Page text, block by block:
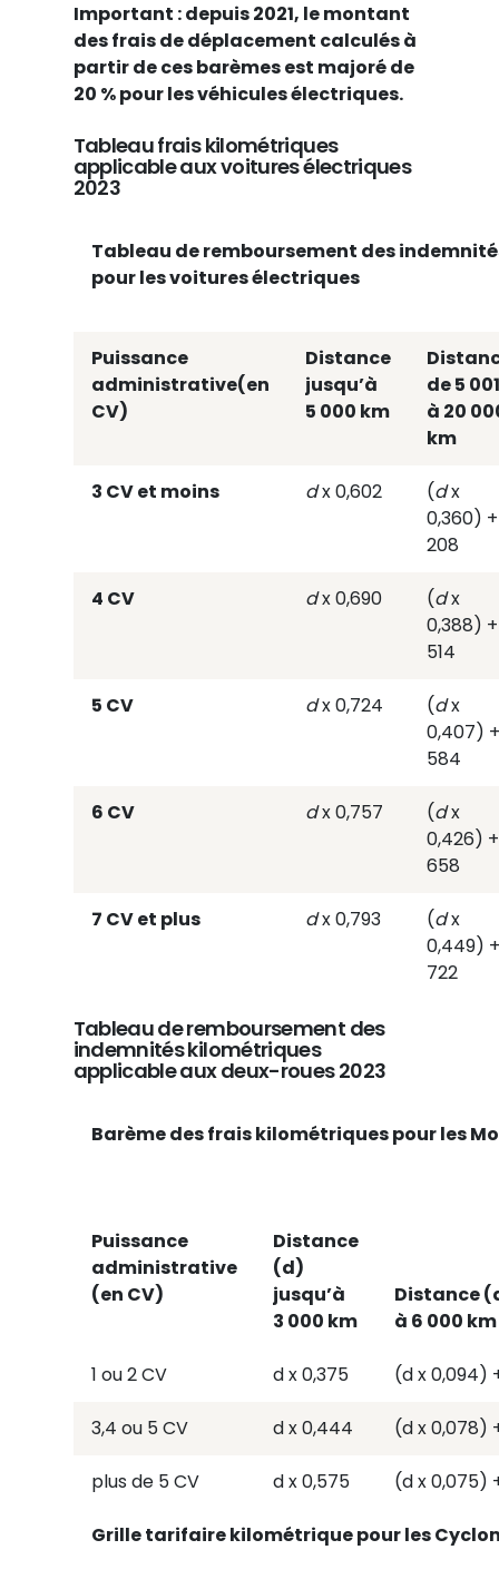
Important : depuis 2021, le montant
des frais de déplacement calculés à
partir de ces barèmes est majoré de
20 % pour les véhicules électriques.
Tableau frais kilométriques
applicable aux voitures électriques
2023
Tableau de remboursement des
pour les voitures électriques
Puissance
administrative(en
CV)
Distance
jusqu’à
5 000 km
de 5 001
à 20
km
3 CV et moins dx 0,602 (dx
0,360) +
208
4 CV dx 0,690 (dx
0,388) +
514
5 CV dx 0,724 (dx
0,407) +
584
6 CV dx 0,757 (dx
0,426) +
658
7 CV et plus dx 0,793 (dx
0,449) +
722
Tableau de remboursement des
indemnités kilométriques
applicable aux deux-roues 2023
Barème des frais kilométriques pour les
Puissance
administrative
(en CV)
Distance
(d)
jusqu’à
3 000 km
Distance
à 6 000 km
1 ou 2 CV d x 0,375 (d x 0,094)
3,4 ou 5 CV d x 0,444 (d x 0,078)
plus de 5 CV d x 0,575 (d x 0,075)
Grille tarifaire kilométrique pour les